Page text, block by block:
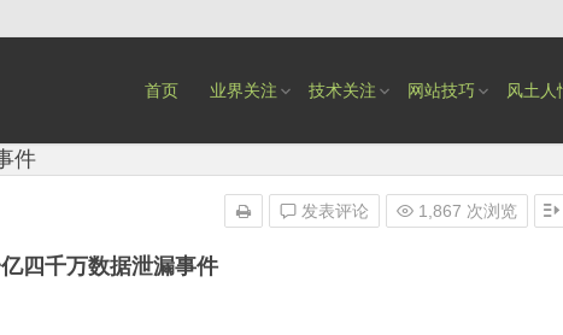
首页 业界关注 技术关注 网站技巧 风土人
件
四千万数据泄漏事件
发表评论 1,867 次浏览